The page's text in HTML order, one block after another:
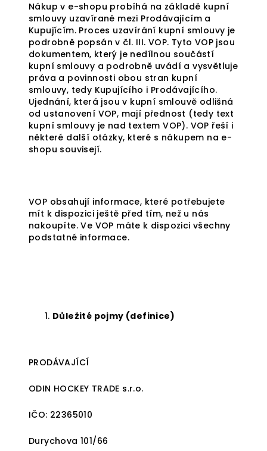
Nákup v e-shopu probíhá na základě kupní
smlouvy uzavírané mezi Prodávajícím a
Kupujícím. Proces uzavírání kupní smlouvy je
podrobně popsán v čl. III. VOP. Tyto VOP jsou
dokumentem, který je nedílnou součástí
kupní smlouvy a podrobně uvádí a vysvětluje
práva a povinnosti obou stran kupní
smlouvy, tedy Kupujícího i Prodávajícího.
Ujednání, která jsou v kupní smlouvě odlišná
od ustanovení VOP, mají přednost (tedy text
kupní smlouvy je nad textem VOP). VOP řeší i
některé další otázky, které s nákupem na e-
shopu souvisejí.
VOP obsahují informace, které potřebujete
mít k dispozici ještě před tím, než u nás
nakoupíte. Ve VOP máte k dispozici všechny
podstatné informace.
Důležité pojmy (definice)
PRODÁVAJÍCÍ
ODIN HOCKEY TRADE s.r.o.
IČO: 22365010
Durychova 101/66